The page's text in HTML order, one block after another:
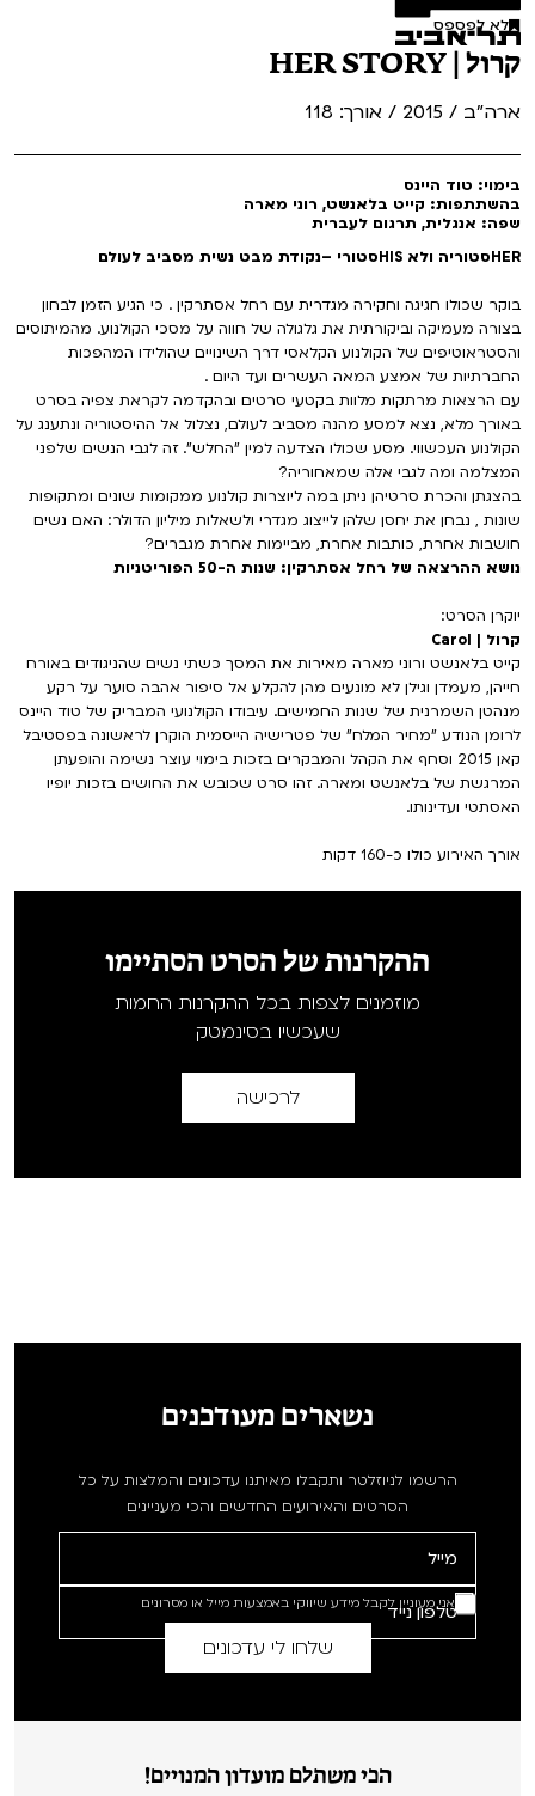
קרול | HER STORY
ארה"ב / 2015 / אורך: 118
לא לפספס
בימוי: טוד היינס
בהשתתפות: קייט בלאנשט, רוני מארה
שפה: אנגלית, תרגום לעברית
HERסטוריה ולא HISסטורי –נקודת מבט נשית מסביב לעולם
בוקר שכולו חגיגה וחקירה מגדרית עם רחל אסתרקין . כי הגיע הזמן לבחון
בצורה מעמיקה וביקורתית את גלגולה של חווה על מסכי הקולנוע. מהמיתוסים
והסטראוטיפים של הקולנוע הקלאסי דרך השינויים שהולידו המהפכות
החברתיות של אמצע המאה העשרים ועד היום .
עם הרצאות מרתקות מלוות בקטעי סרטים ובהקדמה לקראת צפיה בסרט
באורך מלא, נצא למסע מהנה מסביב לעולם, נצלול אל ההיסטוריה ונתענג על
הקולנוע העכשווי. מסע שכולו הצדעה למין "החלש". זה לגבי הנשים שלפני
המצלמה ומה לגבי אלה שמאחוריה?
בהצגתן והכרת סרטיהן ניתן במה ליוצרות קולנוע ממקומות שונים ומתקופות
שונות , נבחן את יחסן שלהן לייצוג מגדרי ולשאלות מיליון הדולר: האם נשים
חושבות אחרת, כותבות אחרת, מביימות אחרת מגברים?
נושא ההרצאה של רחל אסתרקין: שנות ה-50 הפוריטניות
יוקרן הסרט:
קרול | Carol
קייט בלאנשט ורוני מארה מאירות את המסך כשתי נשים שהניגודים באורח
חייהן, מעמדן וגילן לא מונעים מהן להקלע אל סיפור אהבה סוער על רקע
מנהטן השמרנית של שנות החמישים. עיבודו הקולנועי המבריק של טוד היינס
לרומן הנודע "מחיר המלח" של פטרישיה הייסמית הוקרן לראשונה בפסטיבל
קאן 2015 וסחף את הקהל והמבקרים בזכות בימוי עוצר נשימה והופעתן
המרגשת של בלאנשט ומארה. זהו סרט שכובש את החושים בזכות יופיו
האסתטי ועדינותו.
אורך האירוע כולו כ-160 דקות
ההקרנות של הסרט הסתיימו
מוזמנים לצפות בכל ההקרנות החמות
שעכשיו בסינמטק
לרכישה
נשארים מעודכנים
הרשמו לניוזלטר ותקבלו מאיתנו עדכונים והמלצות על כל
הסרטים והאירועים החדשים והכי מעניינים
אני מעוניין לקבל מידע שיווקי באמצעות מייל או מסרונים
הכי משתלם מועדון המנויים!